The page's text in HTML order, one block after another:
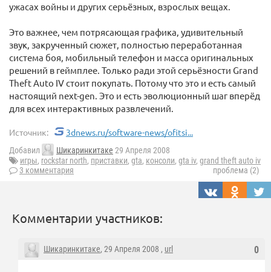
ужасах войны и других серьёзных, взрослых вещах.
Это важнее, чем потрясающая графика, удивительный
звук, закрученный сюжет, полностью переработанная
система боя, мобильный телефон и масса оригинальных
решений в геймплее. Только ради этой серьёзности Grand
Theft Auto IV стоит покупать. Потому что это и есть самый
настоящий next-gen. Это и есть эволюционный шаг вперёд
для всех интерактивных развлечений.
Источник: 3dnews.ru/software-news/ofitsi...
Добавил Шикаринкитаке 29 Апреля 2008
игры, rockstar north, приставки, gta, консоли, gta iv, grand theft auto iv
3 комментария
проблема (2)
Комментарии участников:
0
Шикаринкитаке, 29 Апреля 2008 , url